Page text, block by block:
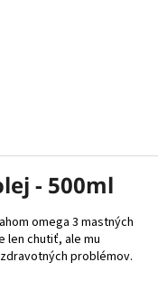
- 500ml
omega 3 mastných
len chutiť, ale mu
problémov.